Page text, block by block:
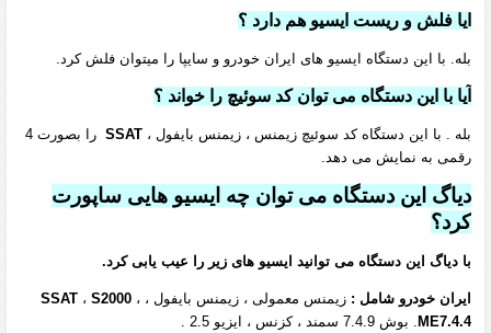
ایا فلش و ریست ایسیو هم دارد ؟
بله. با این دستگاه ایسیو های ایران خودرو و سایپا را میتوان فلش کرد.
آیا با این دستگاه می توان کد سوئیچ را خواند ؟
بله . با این دستگاه کد سوئیچ زیمنس ، زیمنس بایفول ، SSAT
را بصورت 4
رقمی به نمایش می دهد.
دیاگ این دستگاه می توان چه ایسیو هایی ساپورت
کرد؟
با دیاگ این دستگاه می توانید ایسیو های زیر را عیب یابی کرد.
ایران خودرو شامل : زیمنس معمولی ، زیمنس بایفول ، SSAT ، S2000 ،
ME7.4.4
. بوش 7.4.9 سمند ، کزنس ، ایزیو 2.5 .